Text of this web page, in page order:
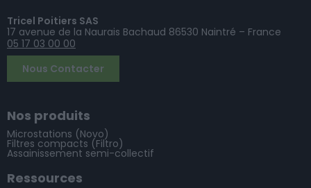
Tricel Poitiers SAS
17 avenue de la Naurais Bachaud 86530 Naintré – France
05 17 03 00 00
Nous Contacter
Nos produits
Microstations (Novo)
Filtres compacts (Filtro)
Assainissement semi-collectif
Ressources